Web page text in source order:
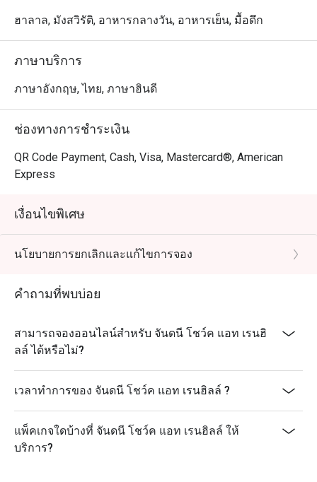
อาหารอินเดียแบบดั้งเดิม ในกรุงเทพฯ ร้านจันดนี โชว์ค คือ
บรรยากาศที่อบอุ่นและเต็มไปด้วยเสน่ห์ พร้อมการบริการที่
ใส่ใจในทุกรายละเอียด ทำให้ทุกมื้อเป็นประสบการณ์ที่น่า
จดจำ.
ฮาลาล, มังสวิรัติ, อาหารกลางวัน, อาหารเย็น, มื้อดึก
ภาษาบริการ
ภาษาอังกฤษ, ไทย, ภาษาฮินดี
ช่องทางการชำระเงิน
QR Code Payment, Cash, Visa, Mastercard®, American
Express
เงื่อนไขพิเศษ
นโยบายการยกเลิกและแก้ไขการจอง
คำถามที่พบบ่อย
สามารถจองออนไลน์สำหรับ จันดนี โชว์ค แอท เรนฮิ
ลล์ ได้หรือไม่?
เวลาทำการของ จันดนี โชว์ค แอท เรนฮิลล์ ?
แพ็คเกจใดบ้างที่ จันดนี โชว์ค แอท เรนฮิลล์ ให้
บริการ?